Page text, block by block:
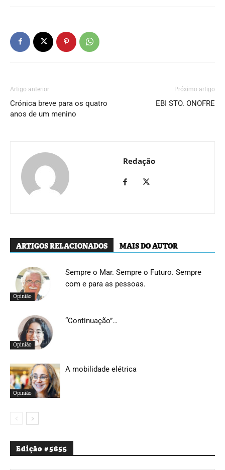
Artigo anterior
Crónica breve para os quatro
anos de um menino
Próximo artigo
EBI STO. ONOFRE
Redação
ARTIGOS RELACIONADOS MAIS DO AUTOR
Opinião
Sempre o Mar. Sempre o Futuro. Sempre
com e para as pessoas.
Opinião
“Continuação”…
Opinião
A mobilidade elétrica
Edição #5655